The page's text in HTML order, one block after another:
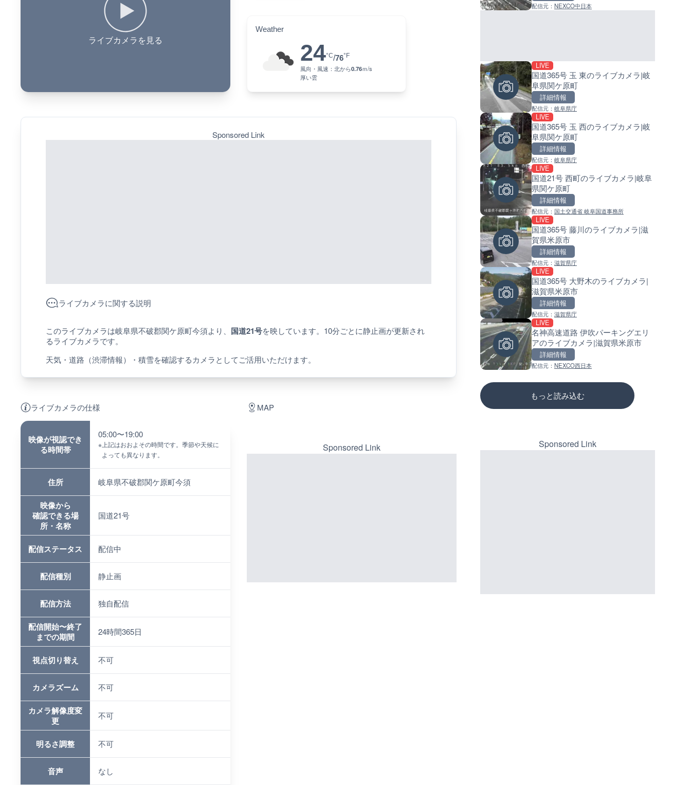
ライブカメラを見る
Weather
24°C/76°F
風向・風速： 北から0.76ｍ/s
厚い雲
Sponsored Link
ライブカメラに関する説明
このライブカメラは岐阜県不破郡関ケ原町今須より、 国道21号を映しています。10分ごとに静止画が更新され
るライブカメラです。
天気・道路（渋滞情報）・積雪を確認するカメラとしてご活用いただけます。
ライブカメラの仕様
映像が視認でき
る時間帯
05:00〜19:00
※ 上記はおおよその時間です。季節や天候に
よっても異なります。
住所 岐阜県不破郡関ケ原町今須
映像から
確認できる場
所・名称
国道21号
配信ステータス 配信中
配信種別 静止画
配信方法 独自配信
配信開始〜終了
までの期間
24時間365日
視点切り替え 不可
カメラズーム 不可
カメラ解像度変
更
不可
明るさ調整 不可
音声 なし
MAP
Sponsored Link
配信元： NEXCO中日本
LIVE
国道365号 玉 東のライブカメラ|岐
阜県関ケ原町
詳細情報
配信元： 岐阜県庁
LIVE
国道365号 玉 西のライブカメラ|岐
阜県関ケ原町
詳細情報
配信元： 岐阜県庁
LIVE
国道21号 西町のライブカメラ|岐阜
県関ケ原町
詳細情報
配信元： 国土交通省 岐阜国道事務所
LIVE
国道365号 藤川のライブカメラ|滋
賀県米原市
詳細情報
配信元： 滋賀県庁
LIVE
国道365号 大野木のライブカメラ|
滋賀県米原市
詳細情報
配信元： 滋賀県庁
LIVE
名神高速道路 伊吹パーキングエリ
アのライブカメラ|滋賀県米原市
詳細情報
配信元： NEXCO西日本
もっと読み込む
配信元：
串良川 岡崎のライブカメラ|鹿
国道186号 吉和1のライブカメ
東京都道405号外濠環状線 市
配信元：よつやの窓 TOKYO YOTSUYA
石狩川 石狩河口のライブカメ
穂波川 秋松橋付近のライブカ
北上川 横石のライブカメラ|岩
一関市
配信元：
配信元：
導目木川 花立砂防堰堤下流の
常呂川 鹿ノ子ダムのライブカ
天塩川 岩尾内ダムのライブカ
配信元：国土交通省 北海道開発局
東京都品川区南大井のライブ
道の駅さがのせきのライブカ
松江自動車道 三次東JCT・イ
ーチェンジのライブカメラ|広
配信元：
Sponsored Link